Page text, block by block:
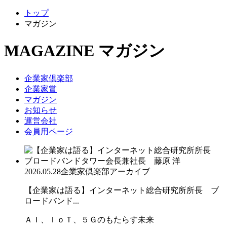
トップ
マガジン
MAGAZINE マガジン
企業家倶楽部
企業家賞
マガジン
お知らせ
運営会社
会員用ページ
2026.05.28企業家倶楽部アーカイブ
【企業家は語る】インターネット総合研究所所長 ブ
ロードバンド...
ＡＩ、ＩｏＴ、５Ｇのもたらす未来